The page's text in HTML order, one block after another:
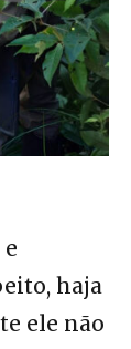
haja
ele não